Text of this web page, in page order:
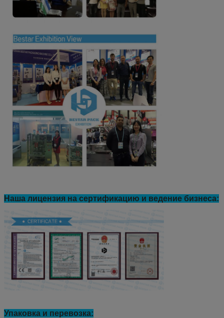
Наша лицензия на сертификацию и ведение бизнеса:
Упаковка и перевозка: